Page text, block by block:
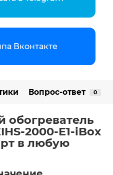
Вконтакте
Вопрос-ответ 0
обогреватель
2000-E1-iBox
в любую